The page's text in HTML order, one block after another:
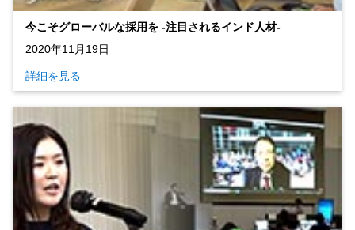
今こそグローバルな採用を ‐注目されるインド人材‐
2020年11月19日
詳細を見る